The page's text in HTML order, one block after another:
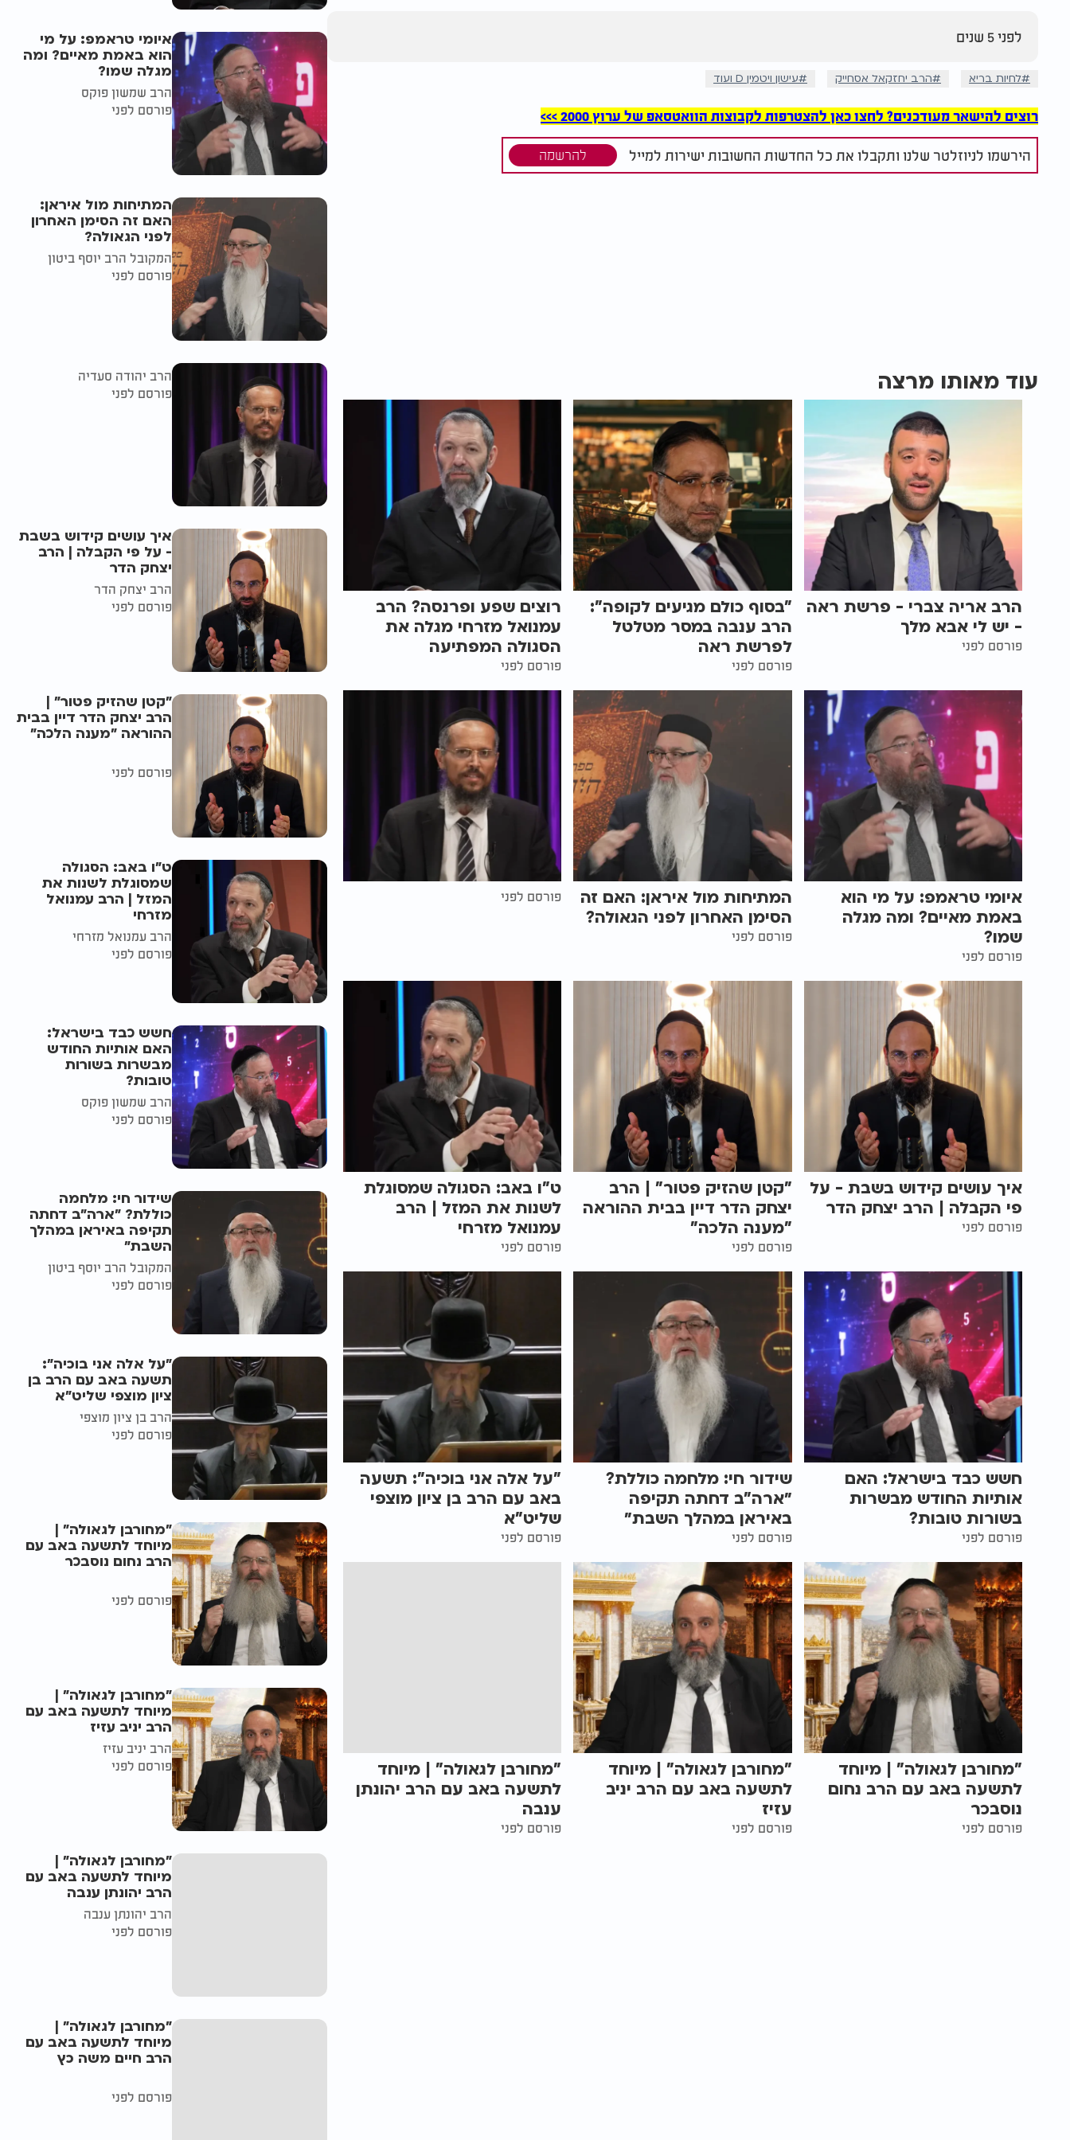
לפני 5 שנים
לחיות בריא הרב יחזקאל אסחייק עישון ויטמין D ועוד
רוצים להישאר מעודכנים? לחצו כאן להצטרפות לקבוצות הוואטסאפ של ערוץ 2000 >>>
הירשמו לניוזלטר שלנו ותקבלו את כל החדשות החשובות ישירות למייל להרשמה
עוד מאותו מרצה
הרב אריה צברי - פרשת ראה
- יש לי אבא מלך
פורסם לפני
"בסוף כולם מגיעים לקופה":
הרב ענבה במסר מטלטל
לפרשת ראה
פורסם לפני
רוצים שפע ופרנסה? הרב
עמנואל מזרחי מגלה את
הסגולה המפתיעה
פורסם לפני
איומי טראמפ: על מי הוא
באמת מאיים? ומה מגלה
שמו?
פורסם לפני
המתיחות מול איראן: האם זה
הסימן האחרון לפני הגאולה?
פורסם לפני
פורסם לפני
איך עושים קידוש בשבת - על
פי הקבלה | הרב יצחק הדר
פורסם לפני
"קטן שהזיק פטור" | הרב
יצחק הדר דיין בבית ההוראה
"מענה הלכה"
פורסם לפני
ט"ו באב: הסגולה שמסוגלת
לשנות את המזל | הרב
עמנואל מזרחי
פורסם לפני
חשש כבד בישראל: האם
אותיות החודש מבשרות
בשורות טובות?
פורסם לפני
שידור חי: מלחמה כוללת?
״ארה"ב דחתה תקיפה
באיראן במהלך השבת״
פורסם לפני
"על אלה אני בוכיה": תשעה
באב עם הרב בן ציון מוצפי
שליט"א
פורסם לפני
"מחורבן לגאולה" | מיוחד
לתשעה באב עם הרב נחום
נוסבכר
פורסם לפני
"מחורבן לגאולה" | מיוחד
לתשעה באב עם הרב יניב
עזיז
פורסם לפני
"מחורבן לגאולה" | מיוחד
לתשעה באב עם הרב יהונתן
ענבה
פורסם לפני
איומי טראמפ: על מי
הוא באמת מאיים? ומה
מגלה שמו?
הרב שמשון פוקס
פורסם לפני
המתיחות מול איראן:
האם זה הסימן האחרון
לפני הגאולה?
המקובל הרב יוסף ביטון
פורסם לפני
הרב יהודה סעדיה
פורסם לפני
איך עושים קידוש בשבת
- על פי הקבלה | הרב
יצחק הדר
הרב יצחק הדר
פורסם לפני
"קטן שהזיק פטור" |
הרב יצחק הדר דיין בבית
ההוראה "מענה הלכה"
פורסם לפני
ט"ו באב: הסגולה
שמסוגלת לשנות את
המזל | הרב עמנואל
מזרחי
הרב עמנואל מזרחי
פורסם לפני
חשש כבד בישראל:
האם אותיות החודש
מבשרות בשורות
טובות?
הרב שמשון פוקס
פורסם לפני
שידור חי: מלחמה
כוללת? ״ארה"ב דחתה
תקיפה באיראן במהלך
השבת״
המקובל הרב יוסף ביטון
פורסם לפני
"על אלה אני בוכיה":
תשעה באב עם הרב בן
ציון מוצפי שליט"א
הרב בן ציון מוצפי
פורסם לפני
"מחורבן לגאולה" |
מיוחד לתשעה באב עם
הרב נחום נוסבכר
פורסם לפני
"מחורבן לגאולה" |
מיוחד לתשעה באב עם
הרב יניב עזיז
הרב יניב עזיז
פורסם לפני
"מחורבן לגאולה" |
מיוחד לתשעה באב עם
הרב יהונתן ענבה
הרב יהונתן ענבה
פורסם לפני
"מחורבן לגאולה" |
מיוחד לתשעה באב עם
הרב חיים משה כץ
פורסם לפני